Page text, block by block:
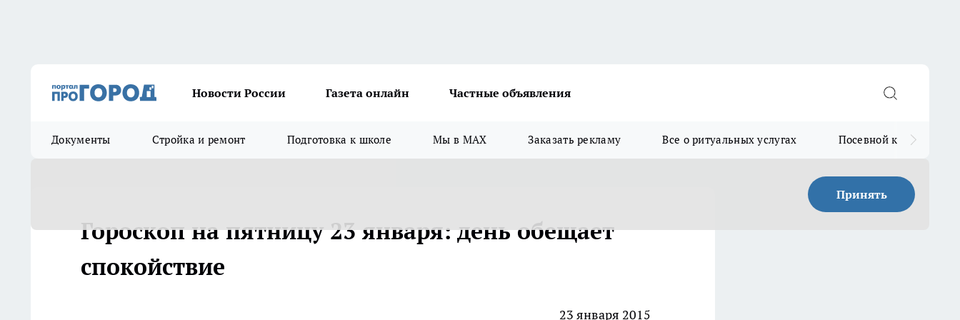
Новости России Газета онлайн Частные объявления
Документы Стройка и ремонт Подготовка к школе Мы в MAX Заказать рекламу Все о ритуальных услугах Посевной календарь
Принять
Гороскоп на пятницу 23 января: день обещает
спокойствие
23 января 2015